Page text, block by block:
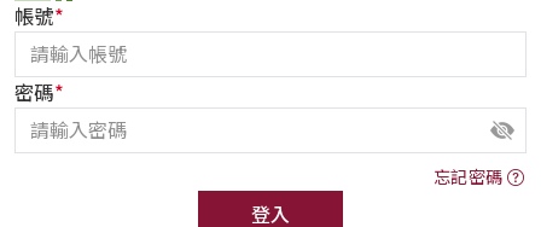
帳號*
密碼*
忘記密碼
登入